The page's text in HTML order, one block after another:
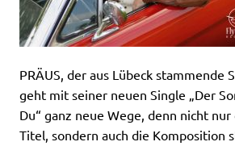
PRÄUS, der aus Lübeck stammende
geht mit seiner neuen Single „Der
Du“ ganz neue Wege, denn nicht
Titel, sondern auch die Komposition